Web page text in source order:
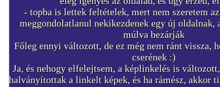
- topba is lettek feltételek, mert nem szeretem
meggondolatlanul nekikezdenek egy új oldalnak,
múlva bezárják
Főleg ennyi változott, de ez még nem ránt vissza,
cserének :)
Ja, és nehogy elfelejtsem, a képlinkelés is
halványítottak a linkelt képek, és ha rámész, akkor